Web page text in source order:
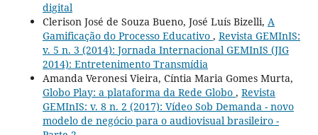
digital
Clerison José de Souza Bueno, José Luís Bizelli, A
Gamificação do Processo Educativo , Revista GEMInIS:
v. 5 n. 3 (2014): Jornada Internacional GEMInIS (JIG
2014): Entretenimento Transmídia
Amanda Veronesi Vieira, Cíntia Maria Gomes Murta,
Globo Play: a plataforma da Rede Globo , Revista
GEMInIS: v. 8 n. 2 (2017): Vídeo Sob Demanda - novo
modelo de negócio para o audiovisual brasileiro -